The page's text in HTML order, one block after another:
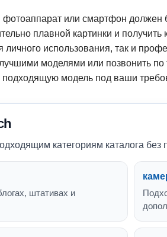
или смартфон должен
плавной картинки и
использования, так и
моделями или позвонить
модель под ваши
категориям каталога без
штативах и